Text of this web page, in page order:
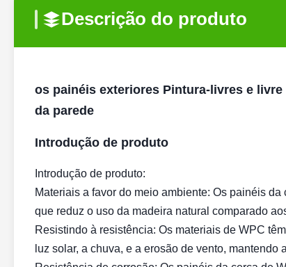
Descrição do produto
os painéis exteriores Pintura-livres e
da parede
Introdução de produto
Introdução de produto:
Materiais a favor do meio ambiente: Os painéis
que reduz o uso da madeira natural comparado
Resistindo à resistência: Os materiais de WPC
luz solar, a chuva, e a erosão de vento,